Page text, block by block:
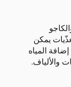
يمكن
المياه
والألياف.